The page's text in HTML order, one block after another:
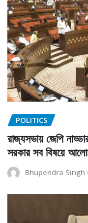
POLITICS
রাজ্যসভায় জেপি
সরকার সব বিষয়ে
Bhupendra Singh